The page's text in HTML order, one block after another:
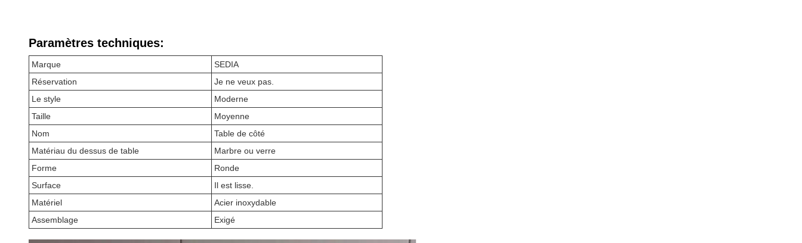
Paramètres techniques:
Marque
SEDIA
Réservation
Je ne veux pas.
Le style
Moderne
Taille
Moyenne
Nom
Table de côté
Matériau du dessus de table
Marbre ou verre
Forme
Ronde
Surface
Il est lisse.
Matériel
Acier inoxydable
Assemblage
Exigé